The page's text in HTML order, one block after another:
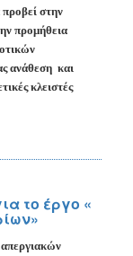
στην
προμήθεια
ανάθεση και
κλειστές
το έργο «